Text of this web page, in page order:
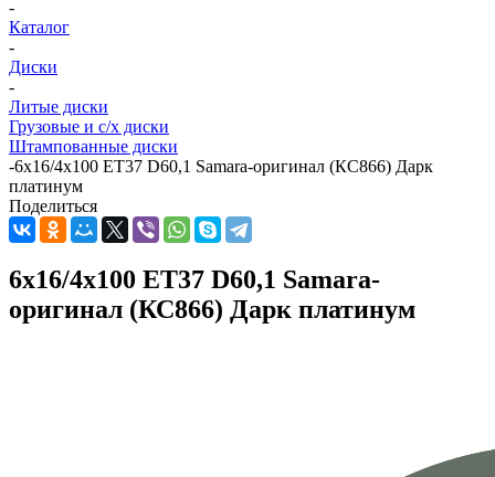
-
Каталог
-
Диски
-
Литые диски
Грузовые и с/х диски
Штампованные диски
-6x16/4x100 ET37 D60,1 Samara-оригинал (КС866) Дарк
платинум
Поделиться
6x16/4x100 ET37 D60,1 Samara-
оригинал (КС866) Дарк платинум